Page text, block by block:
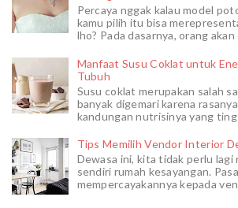
Percaya nggak kalau model
kamu pilih itu bisa
lho? Pada dasarnya, orang
Manfaat Susu Coklat untuk
Tubuh
Susu coklat merupakan salah
banyak digemari karena
kandungan nutrisinya yang
Tips Memilih Vendor Interior
Dewasa ini, kita tidak perlu lagi
sendiri rumah kesayangan.
mempercayakannya kepada